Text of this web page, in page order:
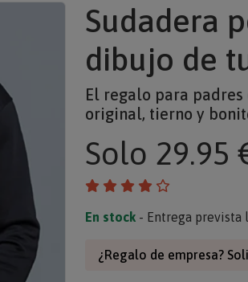
Sudadera
dibujo de
El regalo para
original, tierno y
Solo 29.95
En stock - Entrega prevista
¿Regalo de empresa?